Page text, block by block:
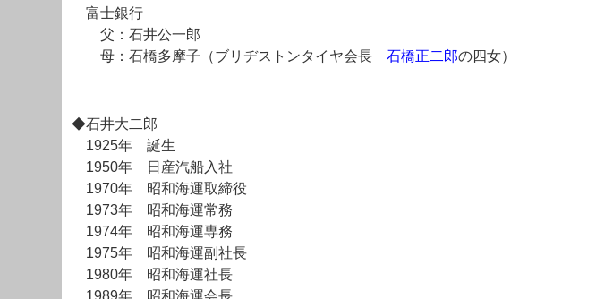
富士銀行
父：石井公一郎
母：石橋多摩子（ブリヂストンタイヤ会長 石橋正二郎の四女）
◆石井大二郎
1925年 誕生
1950年 日産汽船入社
1970年 昭和海運取締役
1973年 昭和海運常務
1974年 昭和海運専務
1975年 昭和海運副社長
1980年 昭和海運社長
1989年 昭和海運会長